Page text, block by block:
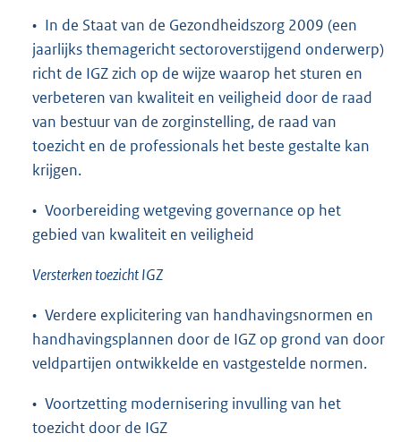
• In de Staat van de Gezondheidszorg 2009 (een
jaarlijks themagericht sectoroverstijgend onderwerp)
richt de IGZ zich op de wijze waarop het sturen en
verbeteren van kwaliteit en veiligheid door de raad
van bestuur van de zorginstelling, de raad van
toezicht en de professionals het beste gestalte kan
krijgen.
• Voorbereiding wetgeving governance op het
gebied van kwaliteit en veiligheid
Versterken toezicht IGZ
• Verdere explicitering van handhavingsnormen en
handhavingsplannen door de IGZ op grond van door
veldpartijen ontwikkelde en vastgestelde normen.
• Voortzetting modernisering invulling van het
toezicht door de IGZ